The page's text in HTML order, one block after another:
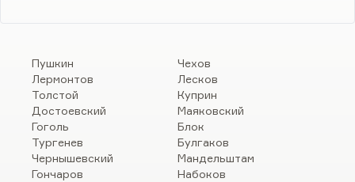
Пушкин
Лермонтов
Толстой
Достоевский
Гоголь
Тургенев
Чернышевский
Гончаров
Чехов
Лесков
Куприн
Маяковский
Блок
Булгаков
Мандельштам
Набоков